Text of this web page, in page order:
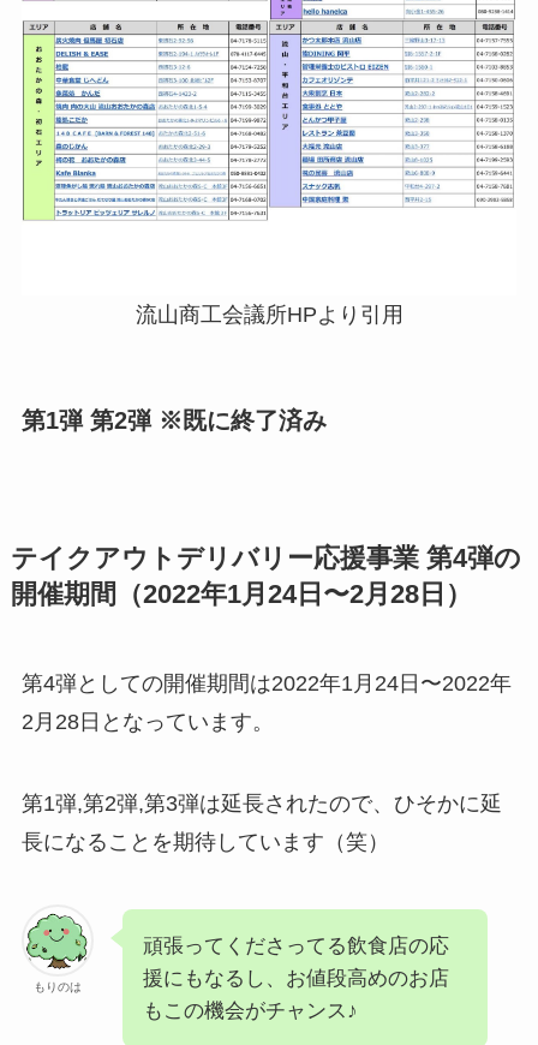
流山商工会議所HPより引用
第1弾 第2弾 ※既に終了済み
テイクアウトデリバリー応援事業 第4弾の
開催期間（2022年1月24日〜2月28日）
第4弾としての開催期間は2022年1月24日〜2022年
2月28日となっています。
第1弾,第2弾,第3弾は延長されたので、ひそかに延
長になることを期待しています（笑）
もりのは
頑張ってくださってる飲食店の応
援にもなるし、お値段高めのお店
もこの機会がチャンス♪